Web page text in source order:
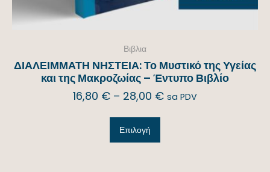
Βιβλια
ΔΙΑΛΕΙΜΜΑΤΗ ΝΗΣΤΕΙΑ: Το Μυστικό της Υγείας
και της Μακροζωίας – Έντυπο Βιβλίο
16,80 € – 28,00 € sa PDV
Επιλογή